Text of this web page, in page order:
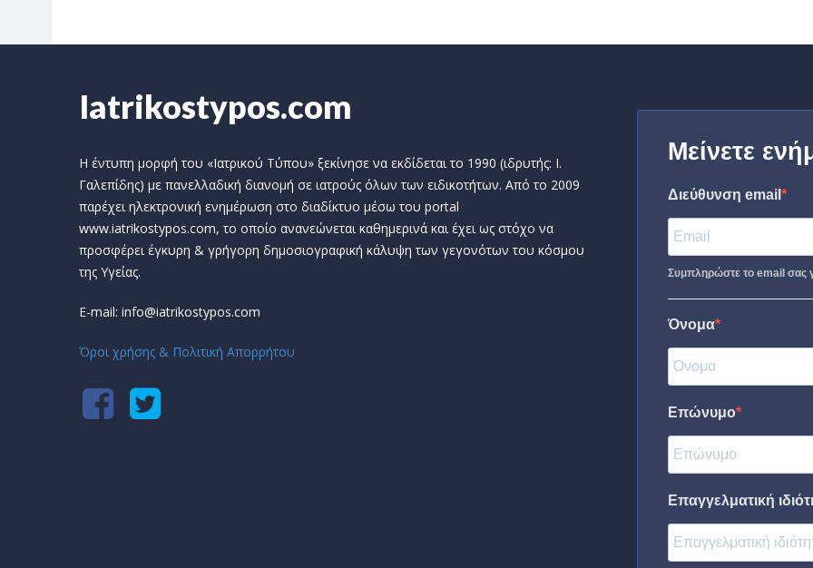
Iatrikostypos.com
Η έντυπη μορφή του «Ιατρικού Τύπου» ξεκίνησε να εκδίδεται το 1990 (ιδρυτής: Ι.
Γαλεπίδης) με πανελλαδική διανομή σε ιατρούς όλων των ειδικοτήτων. Από το 2009
παρέχει ηλεκτρονική ενημέρωση στο διαδίκτυο μέσω του portal
www.iatrikostypos.com, το οποίο ανανεώνεται καθημερινά και έχει ως στόχο να
προσφέρει έγκυρη & γρήγορη δημοσιογραφική κάλυψη των γεγονότων του κόσμου
της Υγείας.
E-mail: info@iatrikostypos.com
Όροι χρήσης & Πολιτική Απορρήτου
Μείνετε
Διεύθυνση email
Συμπληρώστε το email σας
Όνομα
Επώνυμο
Επαγγελματική